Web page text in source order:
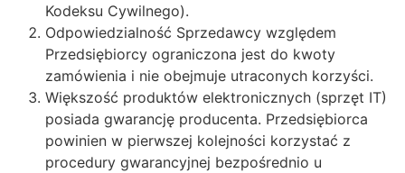
Kodeksu Cywilnego).
Odpowiedzialność Sprzedawcy względem
Przedsiębiorcy ograniczona jest do kwoty
zamówienia i nie obejmuje utraconych korzyści.
Większość produktów elektronicznych (sprzęt IT)
posiada gwarancję producenta. Przedsiębiorca
powinien w pierwszej kolejności korzystać z
procedury gwarancyjnej bezpośrednio u